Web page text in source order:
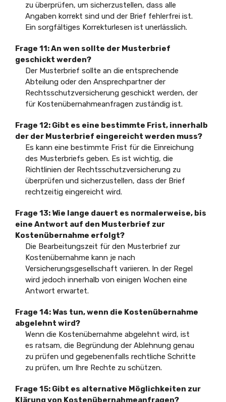
zu überprüfen, um sicherzustellen, dass alle
Angaben korrekt sind und der Brief fehlerfrei ist.
Ein sorgfältiges Korrekturlesen ist unerlässlich.
Frage 11:An wen sollte der Musterbrief
geschickt werden?
Der Musterbrief sollte an die entsprechende
Abteilung oder den Ansprechpartner der
Rechtsschutzversicherung geschickt werden, der
für Kostenübernahmeanfragen zuständig ist.
Frage 12: Gibt es eine bestimmte Frist, innerhalb
der der Musterbrief eingereicht werden muss?
Es kann eine bestimmte Frist für die Einreichung
des Musterbriefs geben. Es ist wichtig, die
Richtlinien der Rechtsschutzversicherung zu
überprüfen und sicherzustellen, dass der Brief
rechtzeitig eingereicht wird.
Frage 13: Wie lange dauert es normalerweise, bis
eine Antwort auf den Musterbrief zur
Kostenübernahme erfolgt?
Die Bearbeitungszeit für den Musterbrief zur
Kostenübernahme kann je nach
Versicherungsgesellschaft variieren. In der Regel
wird jedoch innerhalb von einigen Wochen eine
Antwort erwartet.
Frage 14: Was tun, wenn die Kostenübernahme
abgelehnt wird?
Wenn die Kostenübernahme abgelehnt wird, ist
es ratsam, die Begründung der Ablehnung genau
zu prüfen und gegebenenfalls rechtliche Schritte
zu prüfen, um Ihre Rechte zu schützen.
Frage 15: Gibt es alternative Möglichkeiten zur
Klärung von Kostenübernahmeanfragen?